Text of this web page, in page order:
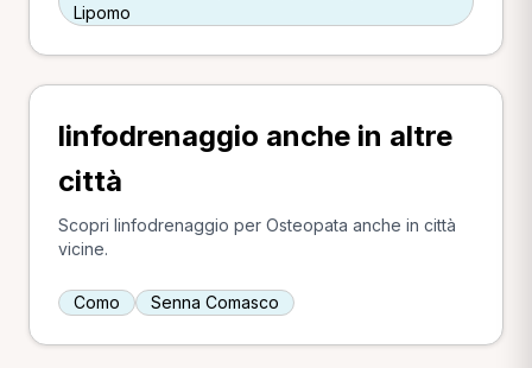
Lipomo
linfodrenaggio anche in altre
città
Scopri linfodrenaggio per Osteopata anche in città
vicine.
Como Senna Comasco